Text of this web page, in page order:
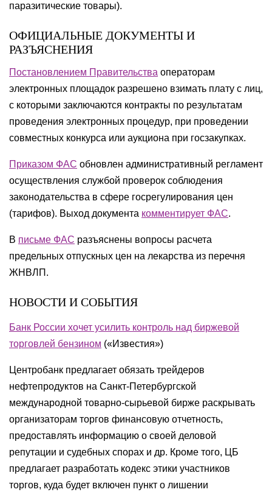
паразитические товары).
ОФИЦИАЛЬНЫЕ ДОКУМЕНТЫ И
РАЗЪЯСНЕНИЯ
Постановлением Правительства операторам
электронных площадок разрешено взимать плату с лиц,
с которыми заключаются контракты по результатам
проведения электронных процедур, при проведении
совместных конкурса или аукциона при госзакупках.
Приказом ФАС обновлен административный регламент
осуществления службой проверок соблюдения
законодательства в сфере госрегулирования цен
(тарифов). Выход документа комментирует ФАС.
В письме ФАС разъяснены вопросы расчета
предельных отпускных цен на лекарства из перечня
ЖНВЛП.
НОВОСТИ И СОБЫТИЯ
Банк России хочет усилить контроль над биржевой
торговлей бензином («Известия»)
Центробанк предлагает обязать трейдеров
нефтепродуктов на Санкт-Петербургской
международной товарно-сырьевой бирже раскрывать
организаторам торгов финансовую отчетность,
предоставлять информацию о своей деловой
репутации и судебных спорах и др. Кроме того, ЦБ
предлагает разработать кодекс этики участников
торгов, куда будет включен пункт о лишении